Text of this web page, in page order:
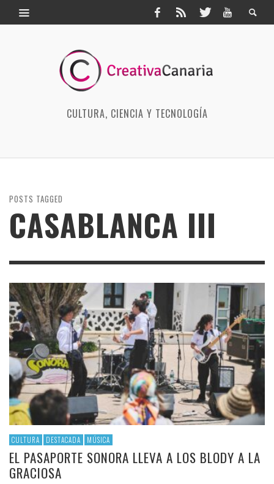
CULTURA, CIENCIA Y TECNOLOGÍA
POSTS TAGGED
CASABLANCA III
CULTURA DESTACADA MÚSICA
EL PASAPORTE SONORA LLEVA A LOS BLODY A LA
GRACIOSA